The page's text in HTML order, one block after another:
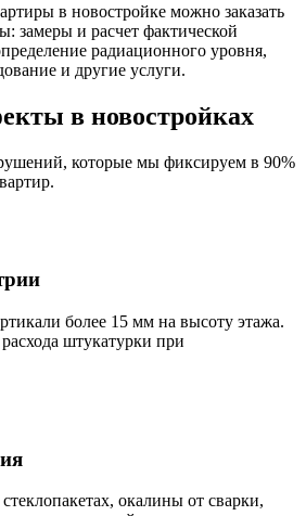
в новостройке можно заказать
замеры и расчет фактической
радиационного уровня,
и другие услуги.
в новостройках
которые мы фиксируем в 90%
более 15 мм на высоту этажа.
штукатурки при
окалины от сварки,